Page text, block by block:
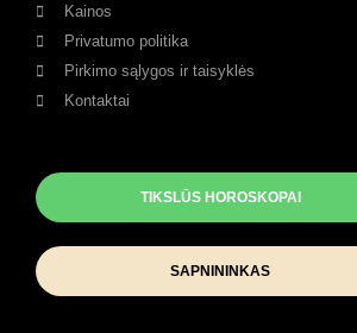
Kainos
Privatumo politika
Pirkimo sąlygos ir taisyklės
Kontaktai
TIKSLŪS HOROSKOPAI
SAPNININKAS